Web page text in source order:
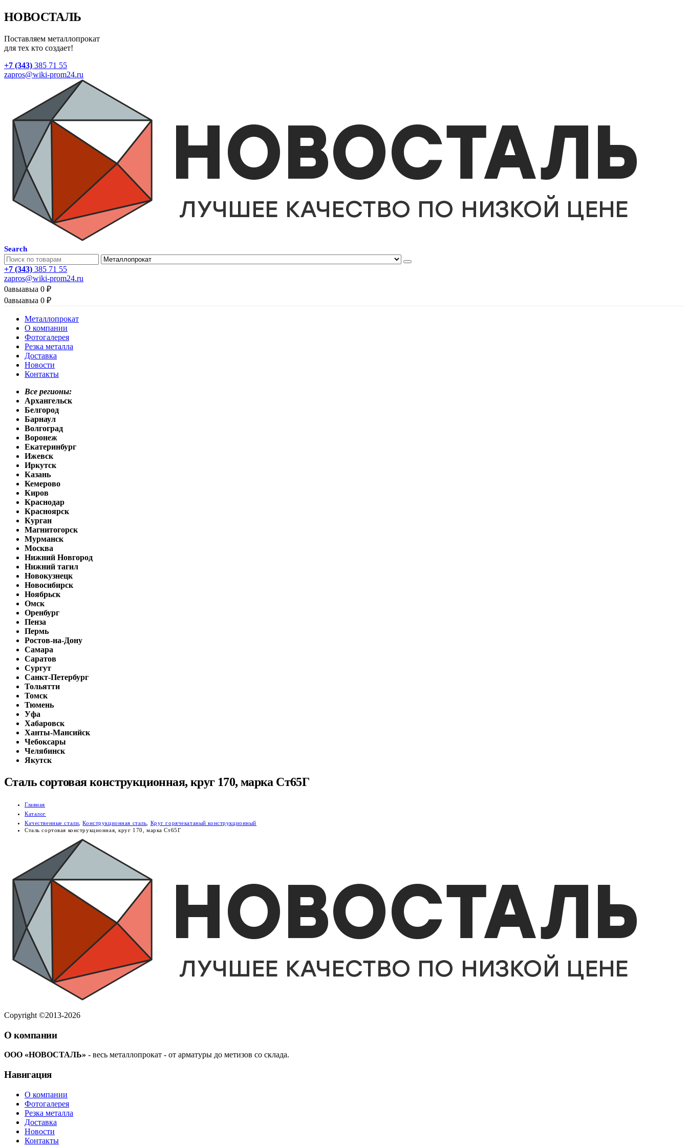
НОВОСТАЛЬ
Поставляем металлопрокат
для тех кто создает!
+7 (343) 385 71 55
zapros@wiki-prom24.ru
Search
+7 (343) 385 71 55
zapros@wiki-prom24.ru
0авыавыа 0 ₽
0авыавыа 0 ₽
Металлопрокат
О компании
Фотогалерея
Резка металла
Доставка
Новости
Контакты
Все регионы:
Архангельск
Белгород
Барнаул
Волгоград
Воронеж
Екатеринбург
Ижевск
Иркутск
Казань
Кемерово
Киров
Краснодар
Красноярск
Курган
Магнитогорск
Мурманск
Москва
Нижний Новгород
Нижний тагил
Новокузнецк
Новосибирск
Ноябрьск
Омск
Оренбург
Пенза
Пермь
Ростов-на-Дону
Самара
Саратов
Сургут
Санкт-Петербург
Тольятти
Томск
Тюмень
Уфа
Хабаровск
Ханты-Мансийск
Чебоксары
Челябинск
Якутск
Сталь сортовая конструкционная, круг 170, марка Ст65Г
Главная
Каталог
Качественные стали ,Конструкционная сталь
Круг горячекатаный конструкционный
Сталь сортовая конструкционная, круг 170, марка Ст65Г
Copyright ©2013-2026
О компании
ООО «НОВОСТАЛЬ» - весь металлопрокат - от арматуры до метизов со склада.
Навигация
О компании
Фотогалерея
Резка металла
Доставка
Новости
Контакты